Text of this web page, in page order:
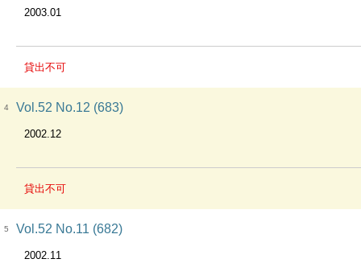
2003.01
貸出不可
4 Vol.52 No.12 (683)
2002.12
貸出不可
5 Vol.52 No.11 (682)
2002.11